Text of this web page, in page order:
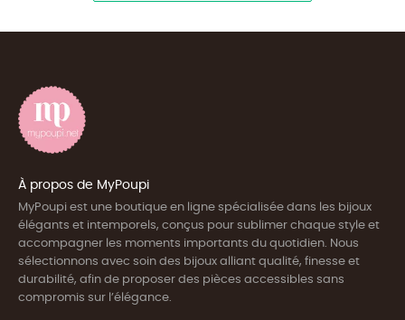
À propos de MyPoupi
MyPoupi est une boutique en ligne spécialisée dans les bijoux
élégants et intemporels, conçus pour sublimer chaque style et
accompagner les moments importants du quotidien. Nous
sélectionnons avec soin des bijoux alliant qualité, finesse et
durabilité, afin de proposer des pièces accessibles sans
compromis sur l’élégance.